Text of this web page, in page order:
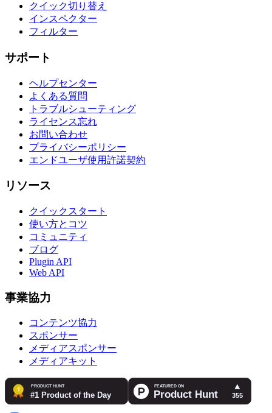
クイック切り替え
インスペクター
フィルター
サポート
ヘルプセンター
よくある質問
トラブルシューティング
ライセンス忘れ
お問い合わせ
プライバシーポリシー
エンドユーザ使用許諾契約
リソース
クイックスタート
使い方とコツ
コミュニティ
ブログ
Plugin API
Web API
事業協力
コンテンツ協力
スポンサー
メディアスポンサー
メディアキット